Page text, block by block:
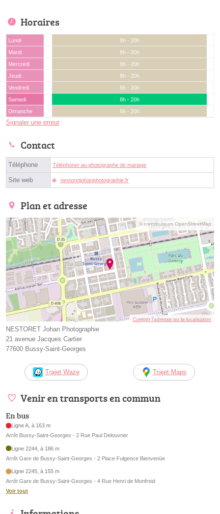
Horaires
Lundi
8h - 20h
Mardi
8h - 20h
Mercredi
8h - 20h
Jeudi
8h - 20h
Vendredi
8h - 20h
Samedi
8h - 20h
Dimanche
8h - 20h
Signaler une erreur
Contact
Téléphone Téléphoner au photographe de mariage
Site web nestoretjohanphotographie.fr
Plan et adresse
© contributeurs OpenStreetMap
Corriger l’adresse ou la localisation
NESTORET Johan Photographie
21 avenue Jacques Cartier
77600 Bussy-Saint-Georges
Trajet Waze Trajet Maps
Venir en transports en commun
En bus
Ligne A, à 163 m
Arrêt Bussy-Saint-Georges - 2 Rue Paul Delouvrier
Ligne 2244, à 186 m
Arrêt Gare de Bussy-Saint-Georges - 2 Place Fulgence Bienvenüe
Ligne 2245, à 155 m
Arrêt Gare de Bussy-Saint-Georges - 4 Rue Henri de Monfreid
Voir tout